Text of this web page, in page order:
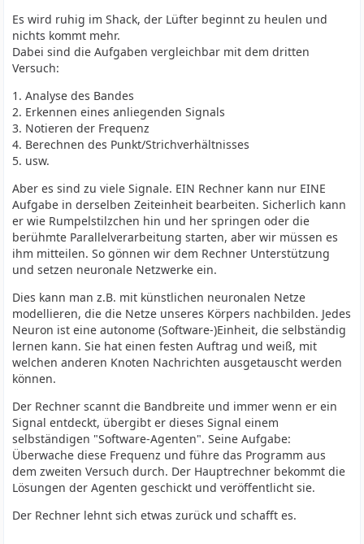
Es wird ruhig im Shack, der Lüfter beginnt zu heulen und
nichts kommt mehr.
Dabei sind die Aufgaben vergleichbar mit dem dritten
Versuch:
1. Analyse des Bandes
2. Erkennen eines anliegenden Signals
3. Notieren der Frequenz
4. Berechnen des Punkt/Strichverhältnisses
5. usw.
Aber es sind zu viele Signale. EIN Rechner kann nur EINE
Aufgabe in derselben Zeiteinheit bearbeiten. Sicherlich kann
er wie Rumpelstilzchen hin und her springen oder die
berühmte Parallelverarbeitung starten, aber wir müssen es
ihm mitteilen. So gönnen wir dem Rechner Unterstützung
und setzen neuronale Netzwerke ein.
Dies kann man z.B. mit künstlichen neuronalen Netze
modellieren, die die Netze unseres Körpers nachbilden. Jedes
Neuron ist eine autonome (Software-)Einheit, die selbständig
lernen kann. Sie hat einen festen Auftrag und weiß, mit
welchen anderen Knoten Nachrichten ausgetauscht werden
können.
Der Rechner scannt die Bandbreite und immer wenn er ein
Signal entdeckt, übergibt er dieses Signal einem
selbständigen "Software-Agenten". Seine Aufgabe:
Überwache diese Frequenz und führe das Programm aus
dem zweiten Versuch durch. Der Hauptrechner bekommt die
Lösungen der Agenten geschickt und veröffentlicht sie.
Der Rechner lehnt sich etwas zurück und schafft es.